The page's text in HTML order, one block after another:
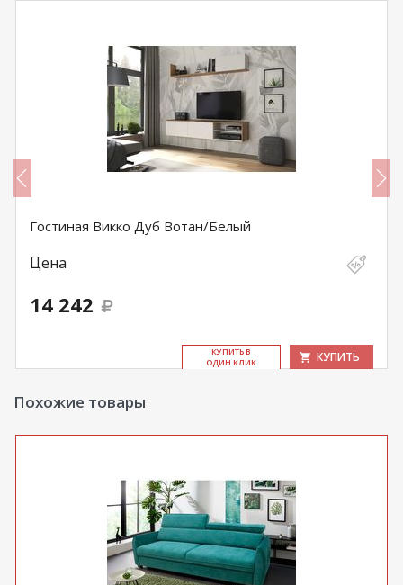
Гостиная Викко Дуб Вотан/Белый
Цена
14 242
КУ­ПИТЬ В
ОДИН КЛИК
КУПИТЬ
Похожие товары